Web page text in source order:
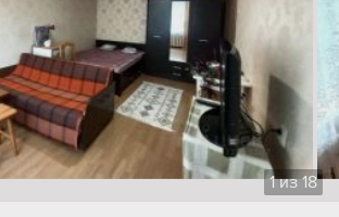
1из18